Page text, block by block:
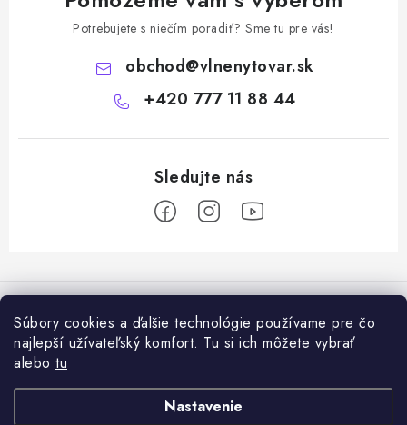
Súbory cookies a ďalšie technológie používame pre čo
najlepší užívateľský komfort. Tu si ich môžete vybrať
alebo tu
Nastavenie
Potrebujete s niečím poradiť? Sme tu pre vás!
obchod@vlnenytovar.sk
+420 777 11 88 44
á
Ako správne používat mulčovaciu biotextiliu z ovčej vlny v praxi
Ovčia vlna v záhrade: prírodný mulč, ktorý zlepšuje pôdu a chráni
Informácie pre vás
Dodanie tovaru a ceny za doručenie
Hodnotenie obchodu
Prijímame online platby